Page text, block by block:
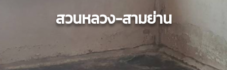
สวนหลวง-สามย่าน